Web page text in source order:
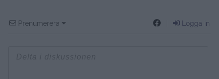
Prenumerera Logga in